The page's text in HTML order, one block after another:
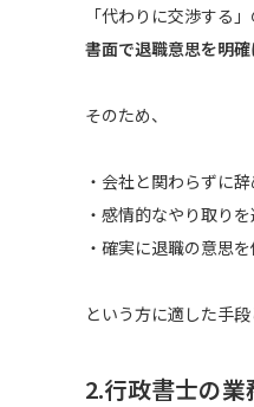
「代わりに交渉する」
書面で退職意思を明
そのため、
・会社と関わらずに
・感情的なやり取り
・確実に退職の意思
という方に適した手段
2.行政書士の業